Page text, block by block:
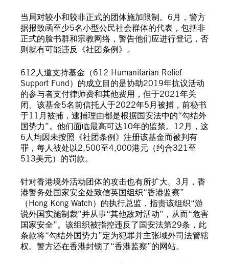
当局对较小和较非正式的团体施加限制。6月，警方
据报致函至少5名小型公民社会群体的代表，包括非
正式的脸书群和宗教网络，警告他们应进行登记，否
则就有可能违反《社团条例》。
612人道支持基金（612 Humanitarian Relief
Support Fund）的成立目的是协助2019年抗议活动
的参与者支付律师费和其他费用，但于2021年关
闭。该基金5名前信托人于2022年5月被捕，前秘书
于11月被捕，逮捕理由都是根据国安法中的“勾结外
国势力”。他们面临最高可达10年的监禁。12月，这
6人均因未按照《社团条例》注册该基金而被判有
罪，每人被处以2,500至4,000港元（约合321至
513美元）的罚款。
针对香港境外活动团体的攻击也有所扩大。3月，香
港警务处国家安全处致信英国组织“香港监察”
（Hong Kong Watch）的执行总监，指责该组织“游
说外国实施制裁”并从事“其他敌对活动”，从而“危害
国家安全”。该组织被指控违反了国安法第29条，此
条款将“勾结外国势力”定为犯罪并主张域外司法管辖
权。警方还在香港封锁了“香港监察”的网站。